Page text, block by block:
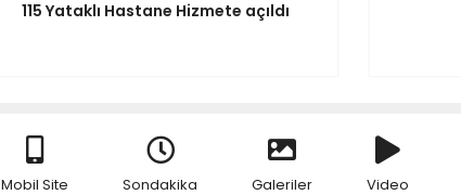
115 Yataklı Hastane Hizmete açıldı
Mobil Site Sondakika Galeriler Video